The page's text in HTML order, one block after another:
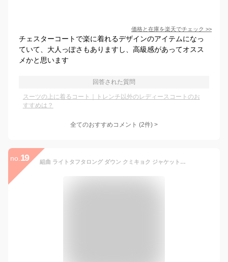
価格と在庫を楽天でチェック >>
チェスターコートで楽に着れるデザインのアイテムになっ
ていて、大人っぽさもありますし、高級感があってオスス
メかと思います
回答された質問
スーツの上に着るコート｜トレンチ以外のレディースコートのお
すすめは？
全てのおすすめコメント (2件) >
no. 19 組曲 ライトタフタロング ダウン クミキョク ジャケット・アウター ダウンジャケット・ダウンベスト グレー ネイビー ブラック【送料無料】